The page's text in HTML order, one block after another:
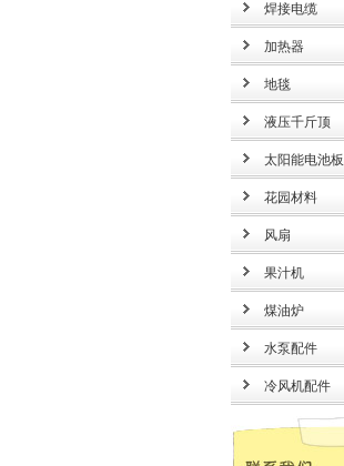
焊接电缆
加热器
地毯
液压千斤顶
太阳能电池板
花园材料
风扇
果汁机
煤油炉
水泵配件
冷风机配件